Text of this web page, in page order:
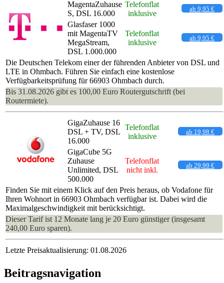
MagentaZuhause
S, DSL 16.000
Telefonflat
inklusive
ab 9,95 €
Glasfaser 1000
mit MagentaTV
MegaStream,
DSL 1.000.000
Telefonflat
inklusive
ab 9,95 €
Die Deutschen Telekom einer der führenden Anbieter von DSL und
LTE in Ohmbach. Führen Sie einfach eine kostenlose
Verfügbarkeitsprüfung für 66903 Ohmbach durch.
Bis 31.08.2026 gibt es 100,00 Euro Routergutschrift (bei
Routermiete).
GigaZuhause 16
DSL + TV, DSL
16.000
Telefonflat
inklusive
ab 19,98 €
GigaCube 5G
Zuhause
Unlimited, DSL
500.000
Telefonflat
nicht inkl.
ab 29,99 €
Finden Sie mit einem Klick auf den Preis heraus, ob Vodafone für
Ihren Wohnort in 66903 Ohmbach verfügbar ist. Dabei wird die
Maximalgeschwindigkeit mit berücksichtigt.
Dieser Tarif ist 12 Monate lang je 20 Euro günstiger (insgesamt
240,00 Euro sparen).
Letzte Preisaktualisierung: 01.08.2026
Beitragsnavigation